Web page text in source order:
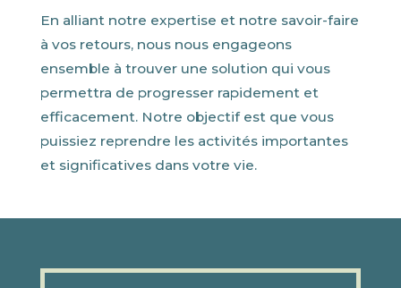
En alliant notre expertise et notre savoir-faire
à vos retours, nous nous engageons
ensemble à trouver une solution qui vous
permettra de progresser rapidement et
efficacement. Notre objectif est que vous
puissiez reprendre les activités importantes
et significatives dans votre vie.